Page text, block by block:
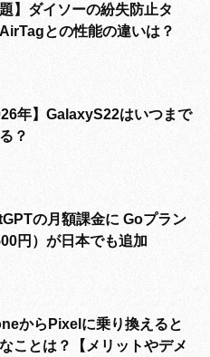
題】ダイソーの紛失防止タ
との性能の違いは？
年】GalaxyS22はいつまで
？
の月額課金に Goプラン
円）が日本でも追加
からPixelに乗り換えると
ことは？【メリットやデメ